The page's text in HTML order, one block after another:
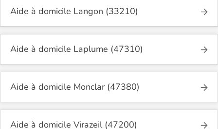
Aide à domicile Langon (33210)
Aide à domicile Laplume (47310)
Aide à domicile Monclar (47380)
Aide à domicile Virazeil (47200)